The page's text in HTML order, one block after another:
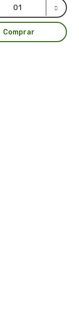
Comprar